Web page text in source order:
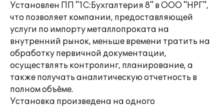
Установлен ПП "1С:Бухгалтерия 8" в ООО "НРГ",
что позволяет компании, предоставляющей
услуги по импорту металлопроката на
внутренний рынок, меньше времени тратить на
обработку первичной документации,
осуществлять контролинг, планирование, а
также получать аналитическую отчетность в
полном объёме.
Установка произведена на одного